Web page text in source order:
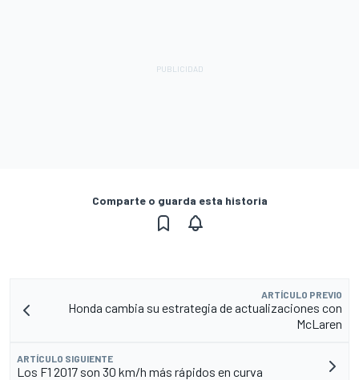
Comparte o guarda esta historia
ARTÍCULO PREVIO
Honda cambia su estrategia de actualizaciones con
McLaren
ARTÍCULO SIGUIENTE
Los F1 2017 son 30 km/h más rápidos en curva